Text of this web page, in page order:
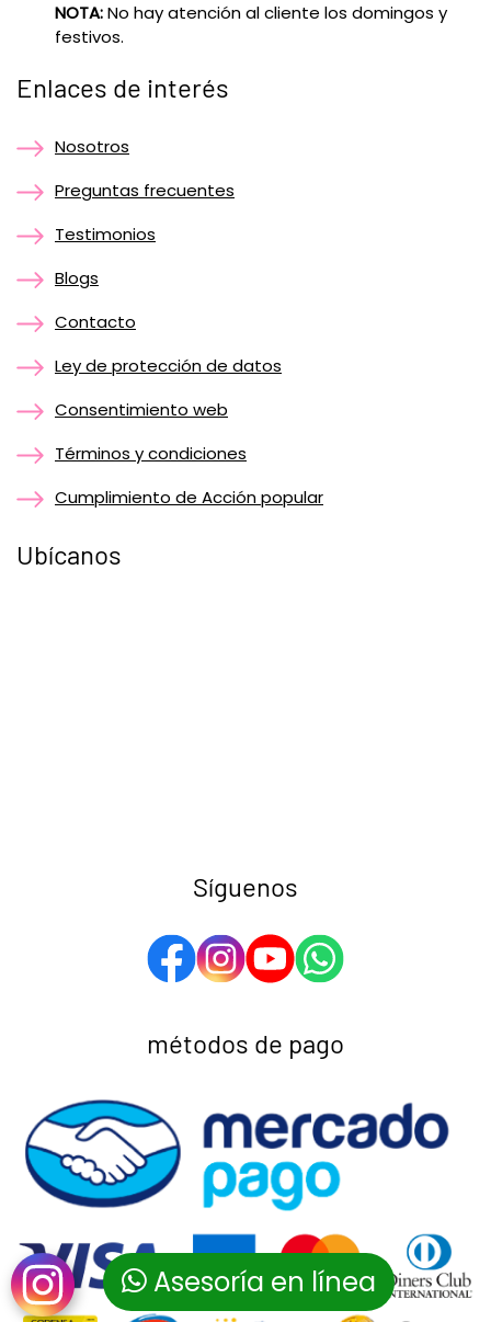
Asesoría en línea
NOTA:No hay atención al cliente los domingos y
festivos.
Enlaces de interés
Nosotros
Preguntas frecuentes
Testimonios
Blogs
Contacto
Ley de protección de datos
Consentimiento web
Términos y condiciones
Cumplimiento de Acción popular
Ubícanos
Síguenos
métodos de pago